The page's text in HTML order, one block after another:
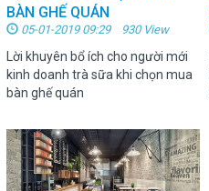
BÀN GHẾ QUÁN
05-01-2019 09:29 930 View
Lời khuyên bổ ích cho người mới
kinh doanh trà sữa khi chọn mua
bàn ghế quán